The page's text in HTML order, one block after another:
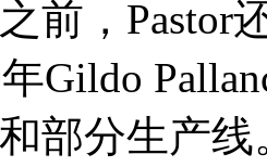
前，Pastor
Gildo
和部分生产